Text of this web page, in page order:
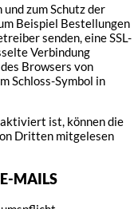
zum Schutz der
Beispiel Bestellungen
senden, eine SSL-
Verbindung
Browsers von
Schloss-Symbol in
aktiviert ist, können die
Dritten mitgelesen
MAILS